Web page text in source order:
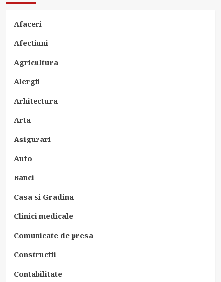
Afaceri
Afectiuni
Agricultura
Alergii
Arhitectura
Arta
Asigurari
Auto
Banci
Casa si Gradina
Clinici medicale
Comunicate de presa
Constructii
Contabilitate